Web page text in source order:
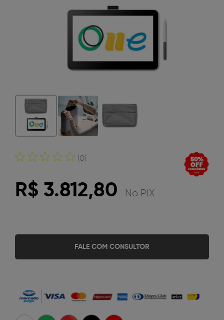
(0)
R$ 3.812,80 No PIX
FALE COM CONSULTOR